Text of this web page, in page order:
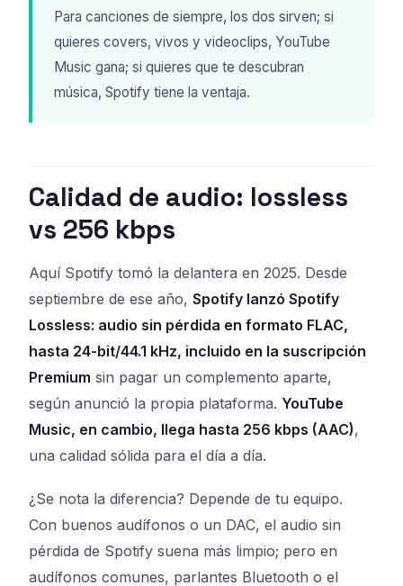
Para canciones de siempre, los dos sirven; si
quieres covers, vivos y videoclips, YouTube
Music gana; si quieres que te descubran
música, Spotify tiene la ventaja.
Calidad de audio: lossless
vs 256 kbps
Aquí Spotify tomó la delantera en 2025. Desde
septiembre de ese año, Spotify lanzó Spotify
Lossless: audio sin pérdida en formato FLAC,
hasta 24-bit/44.1 kHz, incluido en la suscripción
Premium sin pagar un complemento aparte,
según anunció la propia plataforma. YouTube
Music, en cambio, llega hasta 256 kbps (AAC),
una calidad sólida para el día a día.
¿Se nota la diferencia? Depende de tu equipo.
Con buenos audífonos o un DAC, el audio sin
pérdida de Spotify suena más limpio; pero en
audífonos comunes, parlantes Bluetooth o el